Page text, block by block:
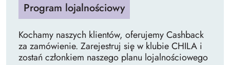
Program lojalnościowy
Kochamy naszych klientów, oferujemy Cashback
za zamówienie. Zarejestruj się w klubie CHILA i
zostań członkiem naszego planu lojalnościowego